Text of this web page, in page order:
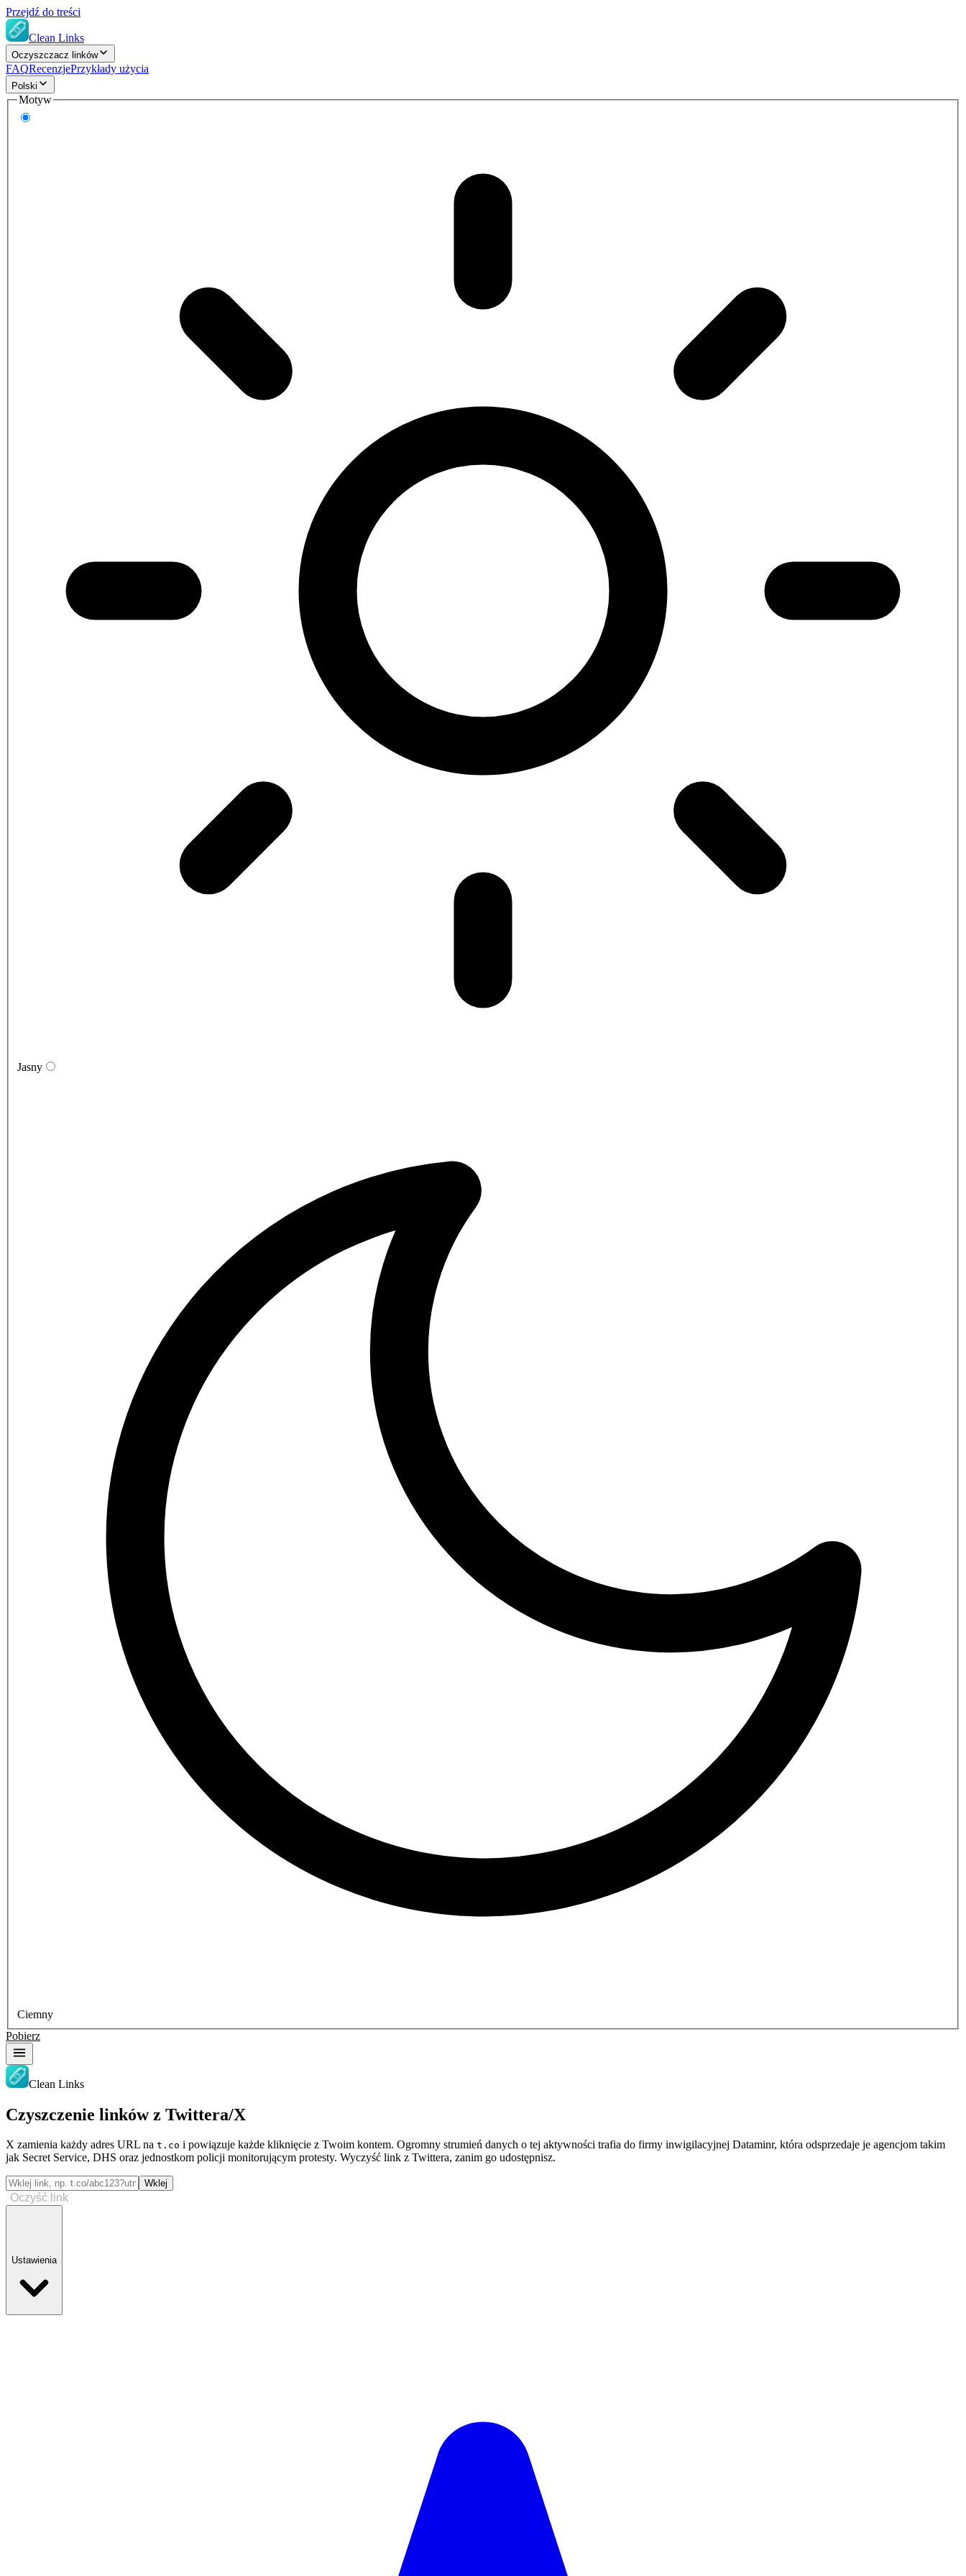
Przejdź do treści
Clean Links
Oczyszczacz linków
FAQRecenzjePrzykłady użycia
Polski
Motyw
Jasny
Ciemny
Pobierz
Clean Links
Czyszczenie linków z Twittera/X
X zamienia każdy adres URL na t.co i powiązuje każde kliknięcie z Twoim kontem. Ogromny strumień danych o tej aktywności trafia do firmy inwigilacyjnej Dataminr, która odsprzedaje je agencjom takim
jak Secret Service, DHS oraz jednostkom policji monitorującym protesty. Wyczyść link z Twittera, zanim go udostępnisz.
Wklej
Oczyść link
Ustawienia